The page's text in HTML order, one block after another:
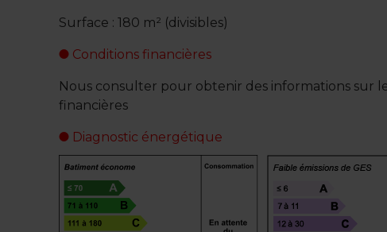
Surface : 180 m² (divisibles)
Conditions financières
Nous consulter pour obtenir des informations sur
financières
Diagnostic énergétique